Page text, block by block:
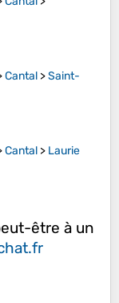
Cantal >Saint-
Cantal > Laurie
être à un